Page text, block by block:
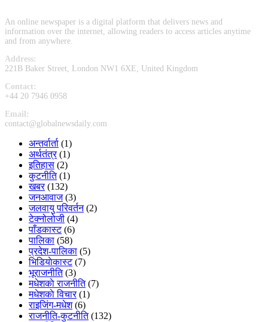
An online newspaper is a digital platform that delivers news and
information over the internet, allowing readers to access articles anytime
and from anywhere.
Address:
221B Baker Street, London NW1 6XE, United Kingdom
Contact:
+44 20 7946 0958
Email:
contact@globalnewsdaily.com
अन्तर्वार्ता (1)
अर्थतंत्र(1)
इतिहास (2)
कुटनीति(1)
खबर(132)
जनआवाज(3)
जलवायु परिवर्तन(2)
टेक्नोलोजी (4)
पाँडकास्ट(6)
पालिका (58)
प्रदेश-पालिका (5)
भिडियाेकास्ट(7)
भूराजनीति(3)
मधेशकाे राजनीति(7)
मधेशकाे विचार(1)
राइजिंग-मधेश(6)
राजनीति-कुटनीति(132)